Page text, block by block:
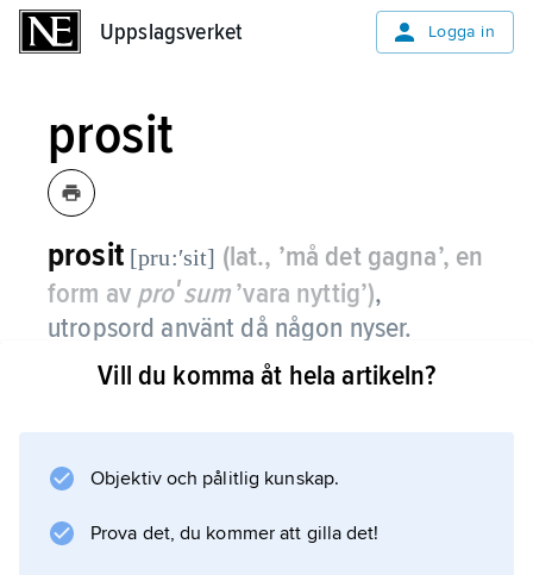
Uppslagsverket Logga in
prosit
prosit [pru:ʹsit] (lat., ’må det gagna’, en
form av proʹsum’vara nyttig’),
utropsord använt då någon nyser.
Detta är ett minne av tron – känd redan i
sade man förr även ”Gud hjälp(e)” i samma
Vill du komma åt hela artikeln?
Objektiv och pålitlig kunskap.
Prova det, du kommer att gilla det!